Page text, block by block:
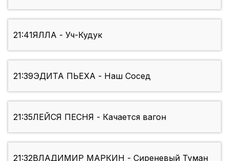
21:41ЯЛЛА - Уч-Кудук
21:39ЭДИТА ПЬЕХА - Наш Сосед
21:35ЛЕЙСЯ ПЕСНЯ - Качается вагон
21:32ВЛАДИМИР МАРКИН - Сиреневый Туман